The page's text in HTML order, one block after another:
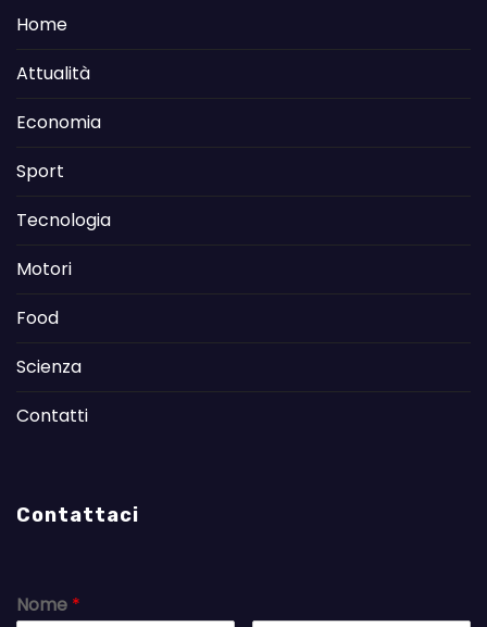
Home
Attualità
Economia
Sport
Tecnologia
Motori
Food
Scienza
Contatti
Contattaci
Nome *